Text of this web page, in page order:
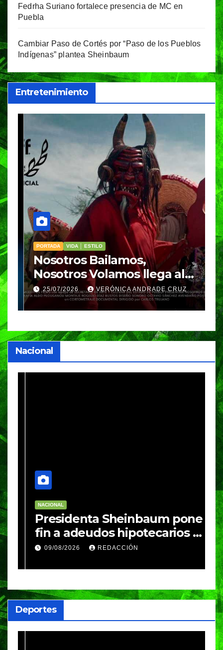
Fedrha Suriano fortalece presencia de MC en
Puebla
Cambiar Paso de Cortés por “Paso de los Pueblos
Indígenas” plantea Sheinbaum
Entretenimiento
PORTADA VIDA │ ESTILO
Nosotros Bailamos,
Nosotros Volamos llega al
GIFF
25/07/2026 VERÓNICA ANDRADE CRUZ
Nacional
NACIONAL
Presidenta Sheinbaum pone
fin a adeudos hipotecarios y
entrega vivienda digna a
09/08/2026 REDACCIÓN
Deportes